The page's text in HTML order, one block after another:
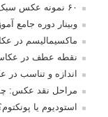
۶۰ نمونه عکس سبک ماکسیمالیسم
وبینار دوره جامع
ماکسیمالیسم در
نقطه عطف در
اندازه و تناسب در
مراحل نقد عکس:
استودیوم یا